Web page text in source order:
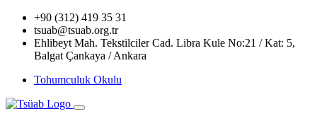
+90 (312) 419 35 31
tsuab@tsuab.org.tr
Ehlibeyt Mah. Tekstilciler Cad. Libra Kule No:21 / Kat: 5,
Balgat Çankaya / Ankara
Tohumculuk Okulu